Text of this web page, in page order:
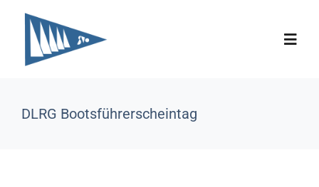
Zum
Inhalt
springen
DLRG Bootsführerscheintag